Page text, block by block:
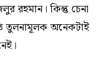
রহমান। কিন্তু চেনা
তুলনামূলক অনেকটাই